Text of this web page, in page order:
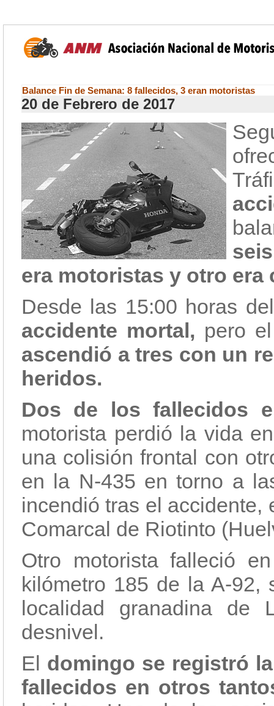
Balance Fin de Semana: 8 fallecidos, 3 eran motoristas
20 de Febrero de 2017
era motoristas y otro era
Desde las 15:00 horas del
accidente mortal, pero
ascendió a tres con un
heridos.
Dos de los fallecidos
motorista perdió la vida
una colisión frontal con
en la N-435 en torno a
incendió tras el accidente,
Comarcal de Riotinto
Otro motorista falleció
kilómetro 185 de la A-92,
localidad granadina de
desnivel.
El domingo se registró
fallecidos en otros